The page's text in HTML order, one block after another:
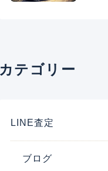
カテゴリー
LINE査定
ブログ